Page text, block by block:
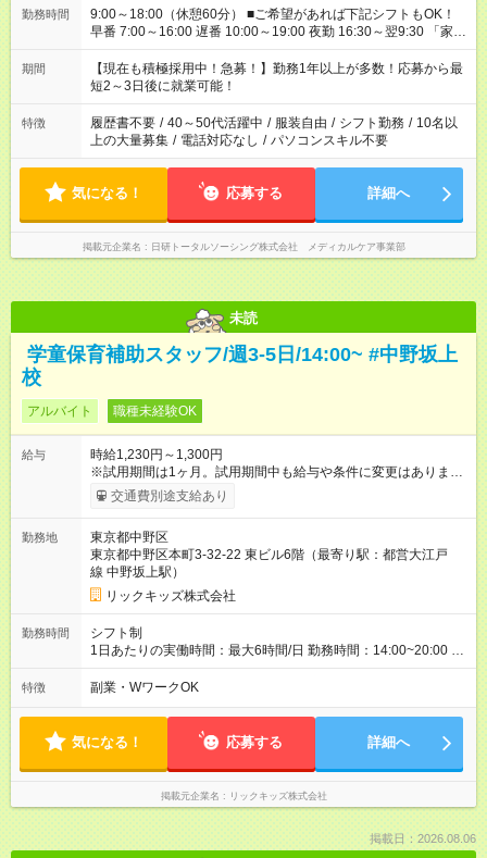
勤務時間
9:00～18:00（休憩60分） ■ご希望があれば下記シフトもOK！
早番 7:00～16:00 遅番 10:00～19:00 夜勤 16:30～翌9:30 「家族
と休みを合わせたい」 「余裕を持って夕飯の準備がしたい」
「できれば残業はしたくない」 など、ご希望を教えてください
ね。 ※Wワーク希望の方へ 今ご覧のお仕事で希望する勤務時間
と、もう1つのお仕事の勤務時間。 合計で週40時間を超える場
合は応募できません。
期間
【現在も積極採用中！急募！】勤務1年以上が多数！応募から最
短2～3日後に就業可能！
特徴 履歴書不要 / 40～50代活躍中 / 服装自由 / シフト勤務 / 10名以
上の大量募集 / 電話対応なし / パソコンスキル不要
気になる！ 応募する 詳細へ
掲載元企業名 日研トータルソーシング株式会社 メディカルケア事業部
未読
学童保育補助スタッフ/週3-5日/14:00~ #中野坂上
校
アルバイト 職種未経験OK
給与
時給1,230円～1,300円
※試用期間は1ヶ月。試用期間中も給与や条件に変更はありませ
ん。 【試用期間】試用期間あり 試用期間の長さ：1ヶ月 雇用形
態、給与は本採用時と同じです。
交通費別途支給あり
勤務地
東京都中野区
東京都中野区本町3-32-22 東ビル6階（最寄り駅：都営大江戸
線 中野坂上駅）
リックキッズ株式会社
勤務時間
シフト制
1日あたりの実働時間：最大6時間/日 勤務時間：14:00~20:00 週
3-5日から勤務可能！ 場合によって、平日の朝から勤務可能
特徴 副業・WワークOK
気になる！ 応募する 詳細へ
掲載元企業名 リックキッズ株式会社
掲載日：2026.08.06